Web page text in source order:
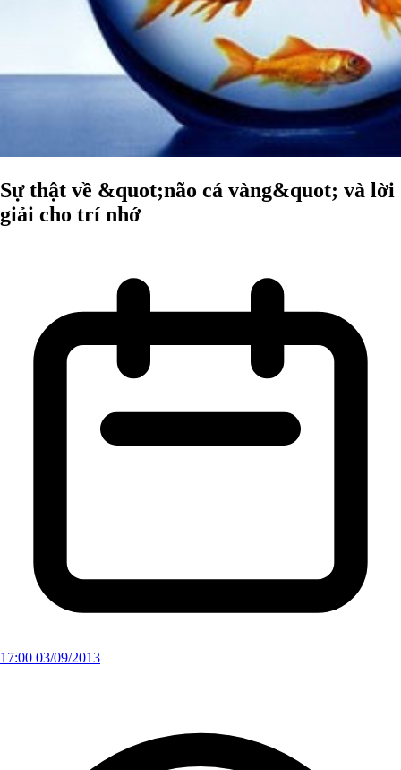
Sự thật về &quot;não cá vàng&quot; và lời
giải cho trí nhớ
17:00 03/09/2013